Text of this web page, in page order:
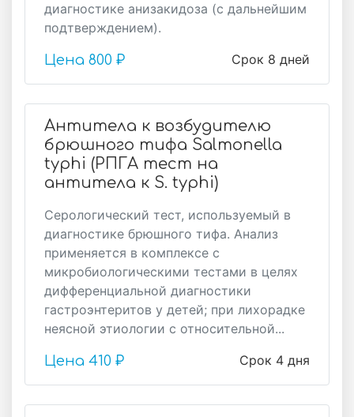
диагностике анизакидоза (с дальнейшим
подтверждением).
Срок 8 дней
Цена 800 ₽
Антитела к возбудителю
брюшного тифа Salmonella
typhi (РПГА тест на
антитела к S. typhi)
Серологический тест, используемый в
диагностике брюшного тифа. Анализ
применяется в комплексе с
микробиологическими тестами в целях
дифференциальной диагностики
гастроэнтеритов у детей; при лихорадке
неясной этиологии с относительной...
Срок 4 дня
Цена 410 ₽